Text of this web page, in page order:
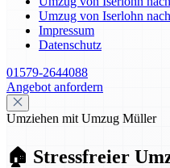
Umzug von Iserlohn
Impressum
Datenschutz
01579-2644088
Angebot anfordern
Umziehen mit Umzug Müller
🏠 Stressfreier